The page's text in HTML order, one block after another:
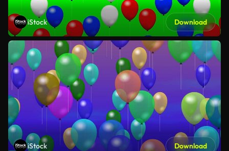
iStock Download
iStock Download